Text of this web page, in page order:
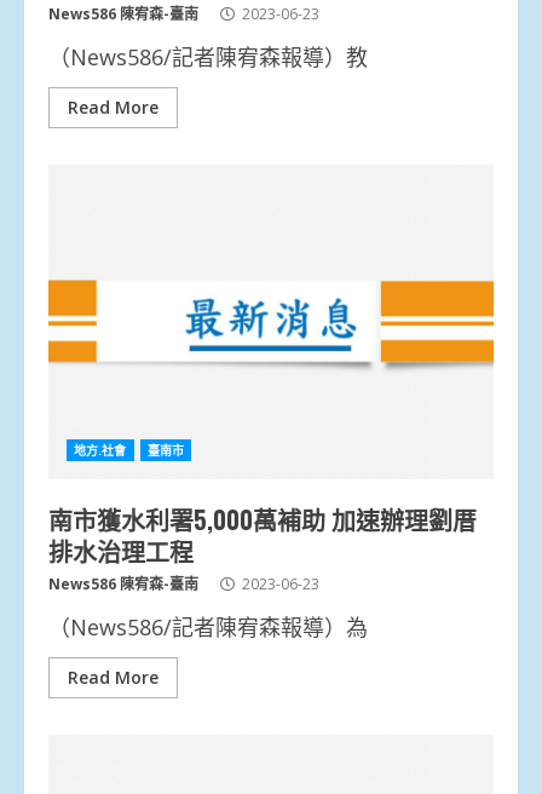
News586 陳宥森-臺南 2023-06-23
（News586/記者陳宥森報導）教
Read More
地方.社會 臺南市
南市獲水利署5,000萬補助 加速辦理劉厝
排水治理工程
News586 陳宥森-臺南 2023-06-23
（News586/記者陳宥森報導）為
Read More